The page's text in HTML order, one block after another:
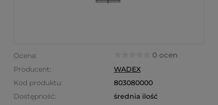
Ocena: 0 ocen
Producent:
WADEX
Kod produktu:
803080000
Dostępność:
średnia ilość